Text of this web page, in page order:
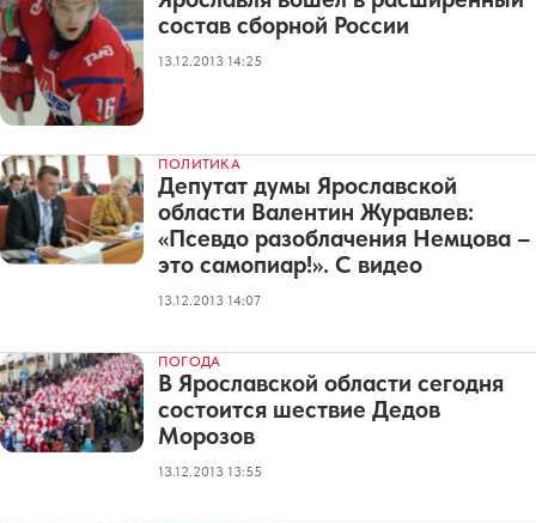
состав сборной России
13.12.2013 14:25
ПОЛИТИКА
Депутат думы Ярославской
области Валентин Журавлев:
«Псевдо разоблачения Немцова –
это самопиар!». С видео
13.12.2013 14:07
ПОГОДА
В Ярославской области сегодня
состоится шествие Дедов
Морозов
13.12.2013 13:55